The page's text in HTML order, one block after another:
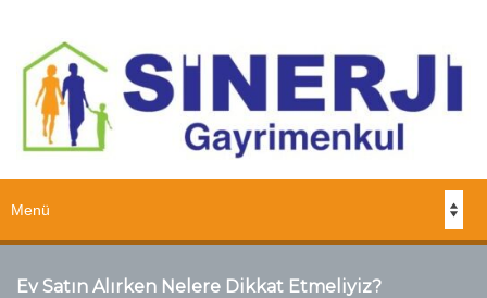
Ev Satın Alırken Nelere Dikkat Etmeliyiz?